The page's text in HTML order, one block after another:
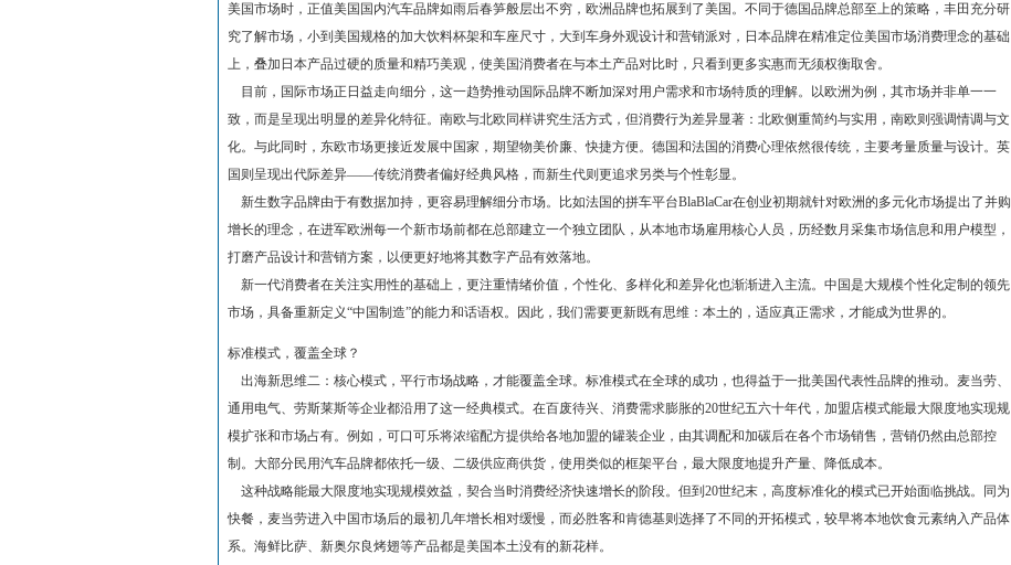
美国市场时，正值美国国内汽车品牌如雨后春笋般层出不穷，欧洲品牌也拓展到了美国。不同于德国品牌总部至上的策略，丰田充分研
究了解市场，小到美国规格的加大饮料杯架和车座尺寸，大到车身外观设计和营销派对，日本品牌在精准定位美国市场消费理念的基础
上，叠加日本产品过硬的质量和精巧美观，使美国消费者在与本土产品对比时，只看到更多实惠而无须权衡取舍。
目前，国际市场正日益走向细分，这一趋势推动国际品牌不断加深对用户需求和市场特质的理解。以欧洲为例，其市场并非单一一
致，而是呈现出明显的差异化特征。南欧与北欧同样讲究生活方式，但消费行为差异显著：北欧侧重简约与实用，南欧则强调情调与文
化。与此同时，东欧市场更接近发展中国家，期望物美价廉、快捷方便。德国和法国的消费心理依然很传统，主要考量质量与设计。英
国则呈现出代际差异——传统消费者偏好经典风格，而新生代则更追求另类与个性彰显。
新生数字品牌由于有数据加持，更容易理解细分市场。比如法国的拼车平台BlaBlaCar在创业初期就针对欧洲的多元化市场提出了并购
增长的理念，在进军欧洲每一个新市场前都在总部建立一个独立团队，从本地市场雇用核心人员，历经数月采集市场信息和用户模型，
打磨产品设计和营销方案，以便更好地将其数字产品有效落地。
新一代消费者在关注实用性的基础上，更注重情绪价值，个性化、多样化和差异化也渐渐进入主流。中国是大规模个性化定制的领先
市场，具备重新定义“中国制造”的能力和话语权。因此，我们需要更新既有思维：本土的，适应真正需求，才能成为世界的。
标准模式，覆盖全球？
出海新思维二：核心模式，平行市场战略，才能覆盖全球。标准模式在全球的成功，也得益于一批美国代表性品牌的推动。麦当劳、
通用电气、劳斯莱斯等企业都沿用了这一经典模式。在百废待兴、消费需求膨胀的20世纪五六十年代，加盟店模式能最大限度地实现规
模扩张和市场占有。例如，可口可乐将浓缩配方提供给各地加盟的罐装企业，由其调配和加碳后在各个市场销售，营销仍然由总部控
制。大部分民用汽车品牌都依托一级、二级供应商供货，使用类似的框架平台，最大限度地提升产量、降低成本。
这种战略能最大限度地实现规模效益，契合当时消费经济快速增长的阶段。但到20世纪末，高度标准化的模式已开始面临挑战。同为
快餐，麦当劳进入中国市场后的最初几年增长相对缓慢，而必胜客和肯德基则选择了不同的开拓模式，较早将本地饮食元素纳入产品体
系。海鲜比萨、新奥尔良烤翅等产品都是美国本土没有的新花样。